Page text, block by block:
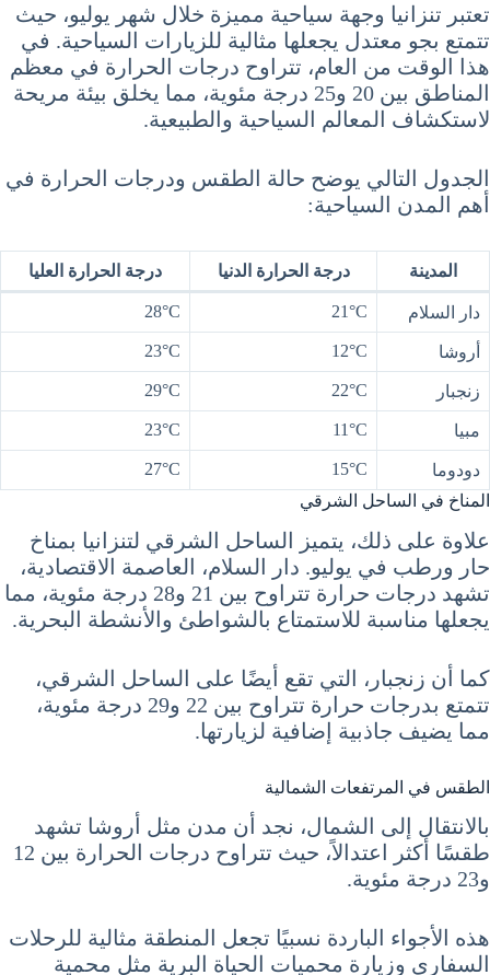
تعتبر تنزانيا وجهة سياحية مميزة خلال شهر يوليو، حيث
تتمتع بجو معتدل يجعلها مثالية للزيارات السياحية. في
هذا الوقت من العام، تتراوح درجات الحرارة في معظم
المناطق بين 20 و25 درجة مئوية، مما يخلق بيئة مريحة
لاستكشاف المعالم السياحية والطبيعية.
الجدول التالي يوضح حالة الطقس ودرجات الحرارة في
أهم المدن السياحية:
المدينة درجة الحرارة الدنيا درجة الحرارة العليا
دار السلام 21°C
28°C
أروشا 12°C
23°C
زنجبار 22°C
29°C
مبيا 11°C
23°C
دودوما 15°C
27°C
المناخ في الساحل الشرقي
علاوة على ذلك، يتميز الساحل الشرقي لتنزانيا بمناخ
حار ورطب في يوليو. دار السلام، العاصمة الاقتصادية،
تشهد درجات حرارة تتراوح بين 21 و28 درجة مئوية، مما
يجعلها مناسبة للاستمتاع بالشواطئ والأنشطة البحرية.
كما أن زنجبار، التي تقع أيضًا على الساحل الشرقي،
تتمتع بدرجات حرارة تتراوح بين 22 و29 درجة مئوية،
مما يضيف جاذبية إضافية لزيارتها.
الطقس في المرتفعات الشمالية
بالانتقال إلى الشمال، نجد أن مدن مثل أروشا تشهد
طقسًا أكثر اعتدالاً، حيث تتراوح درجات الحرارة بين 12
و23 درجة مئوية.
هذه الأجواء الباردة نسبيًا تجعل المنطقة مثالية للرحلات
السفاري وزيارة محميات الحياة البرية مثل محمية